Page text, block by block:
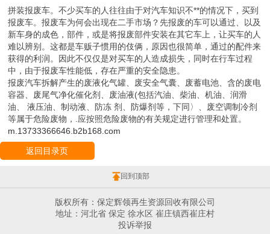
拼装报废车。不少买车的人往往由于对汽车知识不**的情况下，买到
报废车。报废车为何会出现在二手市场？先报废的车可以通过、以及
新车身的成色，部件，或是将报废部件安装在其它车上，让买车的人
难以辨别。这都是车贩子惯用的伎俩，原因也很简单，通过的配件来
获得的利润。因此不仅仅是对买车的人造成损失，同时在行车过程
中，由于报废车性能低，存在严重的安全隐患。
报废汽车拆解产生的废液化气罐、废安全气囊、废蓄电池、含的废电
容器、废尾气净化催化剂、废油液(包括汽油、柴油、机油、润滑
油、 液压油、制动液、防冻 剂、防爆剂等，下同〉、废空调制冷剂
等属于危险废物，.应按照危险废物的有关规定进行管理和处置。
m.13733366646.b2b168.com
返回目录页
回到顶部
版权所有：保定辉领再生资源回收有限公司
地址：河北省 保定 徐水区 崔庄镇西崔庄村
投诉举报